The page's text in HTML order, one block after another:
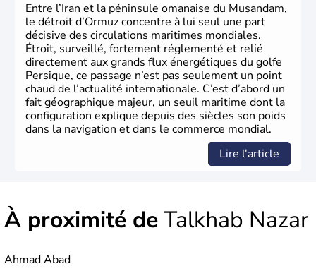
Entre l’Iran et la péninsule omanaise du Musandam,
le détroit d’Ormuz concentre à lui seul une part
décisive des circulations maritimes mondiales.
Étroit, surveillé, fortement réglementé et relié
directement aux grands flux énergétiques du golfe
Persique, ce passage n’est pas seulement un point
chaud de l’actualité internationale. C’est d’abord un
fait géographique majeur, un seuil maritime dont la
configuration explique depuis des siècles son poids
dans la navigation et dans le commerce mondial.
Lire l'article
À proximité deTalkhab Nazar
Ahmad Abad